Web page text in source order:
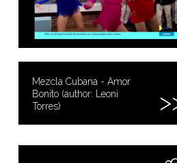
Mezcla Cubana - Amor
Bonito (author: Leoni
Torres)